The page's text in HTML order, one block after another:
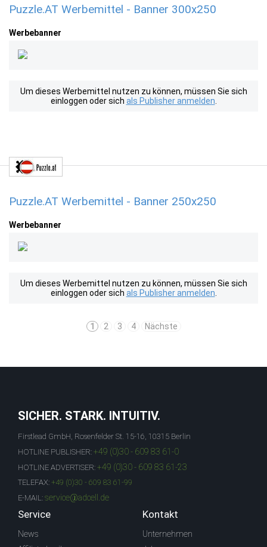
Puzzle.AT Werbemittel - Banner 300x250
Werbebanner
Um dieses Werbemittel nutzen zu können, müssen Sie sich
einloggen oder sich als Publisher anmelden
Puzzle.AT Werbemittel - Banner 250x250
Werbebanner
Um dieses Werbemittel nutzen zu können, müssen Sie sich
einloggen oder sich als Publisher anmelden
1 2 3 4 Nächste
SICHER. STARK. INTUITIV.
Firstlead GmbH, Rosenfelder St. 15-16, 10315 Berlin
HOTLINE PUBLISHER: +49 (0)30 - 609 83 61-0
HOTLINE ADVERTISER: +49 (0)30 - 609 83 61-23
TELEFAX: +49 (0)30 - 609 83 61-99
E-MAIL: service@adcell.de
Service
News
Kontakt
Unternehmen